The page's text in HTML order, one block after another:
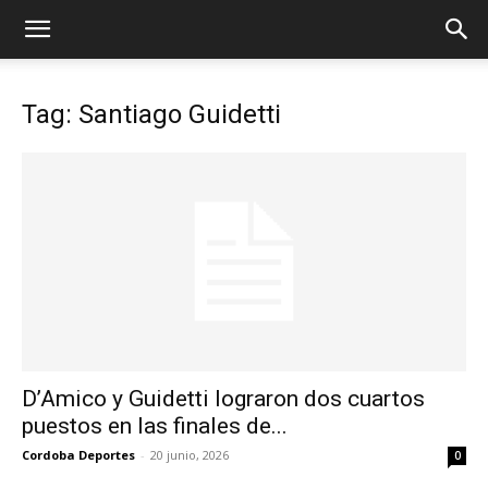
Tag: Santiago Guidetti
D’Amico y Guidetti lograron dos cuartos
puestos en las finales de...
Cordoba Deportes - 20 junio, 2026 0